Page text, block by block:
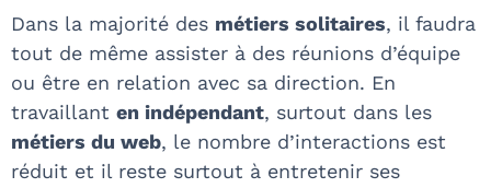
Dans la majorité des métiers solitaires, il faudra
tout de même assister à des réunions d’équipe
ou être en relation avec sa direction. En
travaillant en indépendant, surtout dans les
métiers du web, le nombre d’interactions est
réduit et il reste surtout à entretenir ses